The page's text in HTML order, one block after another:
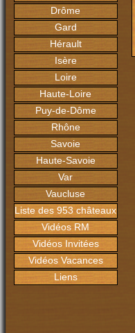
Drôme
Gard
Hérault
Isère
Loire
Haute-Loire
Puy-de-Dôme
Rhône
Savoie
Haute-Savoie
Var
Vaucluse
Liste des 953 châteaux
Vidéos RM
Vidéos Invitées
Vidéos Vacances
Liens